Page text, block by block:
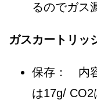
るのでガス
ガスカートリッ
保存： 内
は17g/